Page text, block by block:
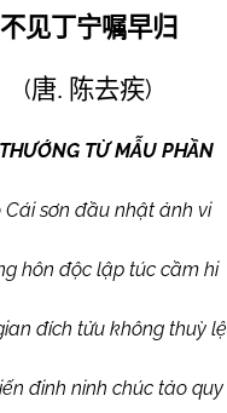
不见丁宁嘱早归
(唐. 陈去疾)
TỪ MẪU PHẦN
Cái sơn đầu nhật ảnh vi
hôn độc lập túc cầm hi
đích tửu không thuỳ lệ
đinh ninh chúc tảo quy